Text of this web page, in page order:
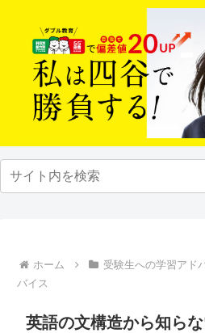
ホーム 受験生への学習アド
バイス
英語の文構造から知ら